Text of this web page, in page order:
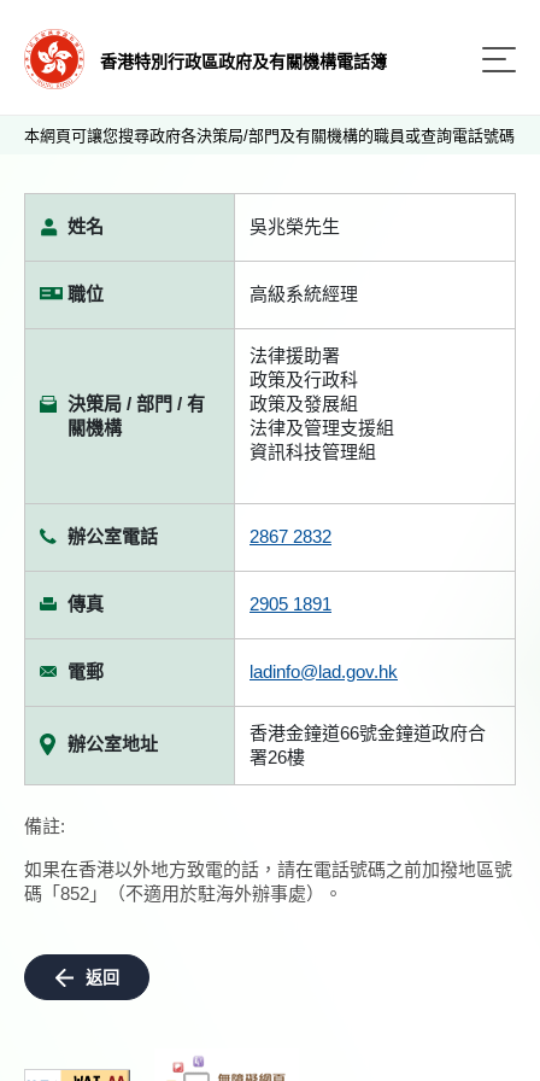
香港特別行政區政府及有關機構電話簿
本網頁可讓您搜尋政府各決策局/部門及有關機構的職員或查詢電話號碼
姓名 吳兆榮先生
職位 高級系統經理
決策局 / 部門 / 有
關機構
法律援助署
政策及行政科
政策及發展組
法律及管理支援組
資訊科技管理組
辦公室電話 2867 2832
傳真 2905 1891
電郵 ladinfo@lad.gov.hk
辦公室地址
香港金鐘道66號金鐘道政府合
署26樓
備註:
如果在香港以外地方致電的話，請在電話號碼之前加撥地區號
碼「852」（不適用於駐海外辦事處）。
返回